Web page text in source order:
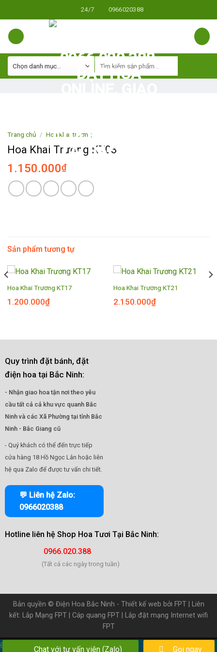
to
content
24/7 0966020388
Trang chủ / Hoa khai trương
Hoa Khai Trương KT03
1.150.000₫
Sản phẩm tương tự
Hoa Khai Trương KT17
1.200.000₫
Hoa Khai Trương KT21
2.150.000₫
Quy trình đặt bánh, đặt
điện hoa tại Bắc Ninh:
- Nhận giao hoa tận nơi theo yêu
cầu tất cả cả khu vực quanh Bắc
Ninh và các Xã Phường tại tỉnh Bắc
Ninh - Bắc Giang cũ
- Quý khách có thể đến trực tiếp
cửa hàng 18 Hồ Ngọc Lân hoặc liên
hệ qua Zalo để được tư vấn chi tiết.
💬 Liên hệ Zalo:
0966020388
Hotline liên hệ Shop Hoa Tươi Tại Bắc Ninh:
0966.020.388
(Tất cả các ngày trong tuần)
Bản quyền © Điện Hoa Bắc Ninh - Thiết kế web bởi FPT| Liên
kết: Lắp Mạng FPT Cáp quang FPT
Lắp đặt mạng Internet wifi
FPT
Đặt hàng qua ZaloChat với tư vấn viên (Zalo) Gọi ngay